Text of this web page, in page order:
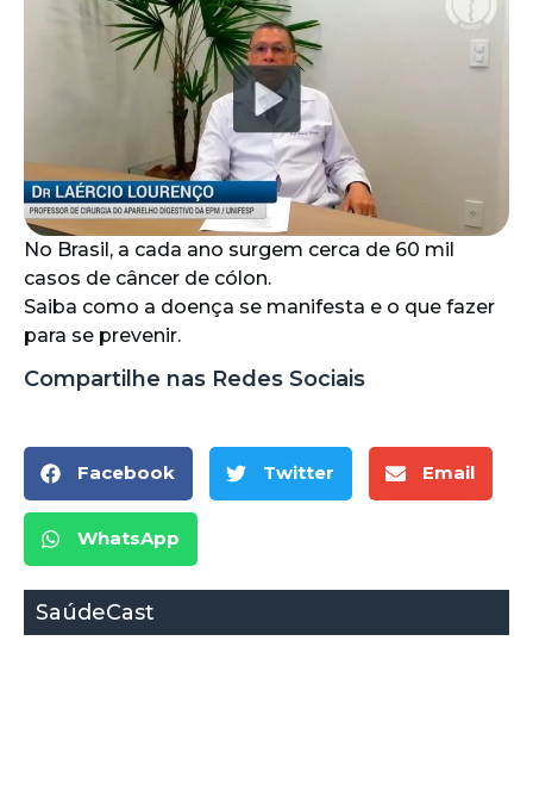
No Brasil, a cada ano surgem cerca de 60 mil
casos de câncer de cólon.
Saiba como a doença se manifesta e o que fazer
para se prevenir.
Compartilhe nas Redes Sociais
Facebook Twitter Email
WhatsApp
SaúdeCast